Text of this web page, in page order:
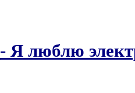
- Я люблю